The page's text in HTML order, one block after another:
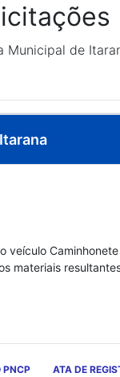
Municipal de
materiais
PNCP ATA DE